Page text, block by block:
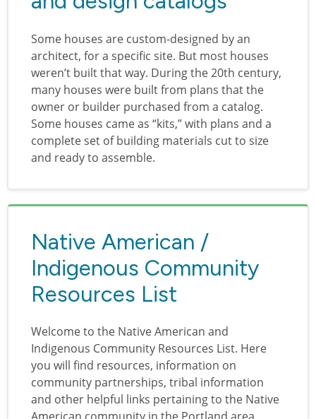
Some houses are custom-designed by an
architect, for a specific site. But most houses
weren’t built that way. During the 20th century,
many houses were built from plans that the
owner or builder purchased from a catalog.
Some houses came as “kits,” with plans and a
complete set of building materials cut to size
and ready to assemble.
Native American /
Indigenous Community
Resources List
Welcome to the Native American and
Indigenous Community Resources List. Here
you will find resources, information on
community partnerships, tribal information
and other helpful links pertaining to the Native